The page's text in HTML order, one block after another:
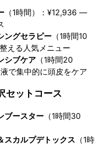
（1時間）：¥12,936 ―
ングセラピー （1時間10
える人気メニュー
シブケア （1時間20
で集中的に頭皮をケア
セットコース
ブースター （1時間30
スカルプデトックス （1時